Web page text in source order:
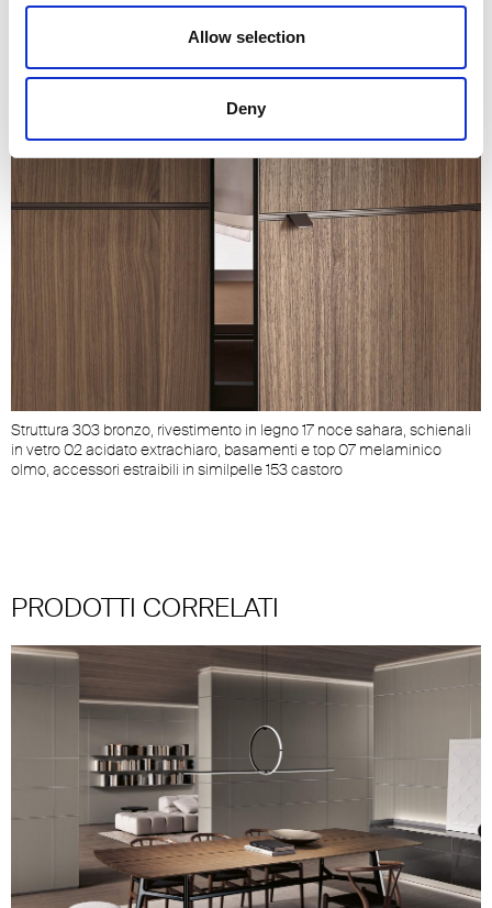
Allow selection
Deny
Struttura 303 bronzo, rivestimento in legno 17 noce sahara, schienali
in vetro 02 acidato extrachiaro, basamenti e top 07 melaminico
olmo, accessori estraibili in similpelle 153 castoro
PRODOTTI CORRELATI